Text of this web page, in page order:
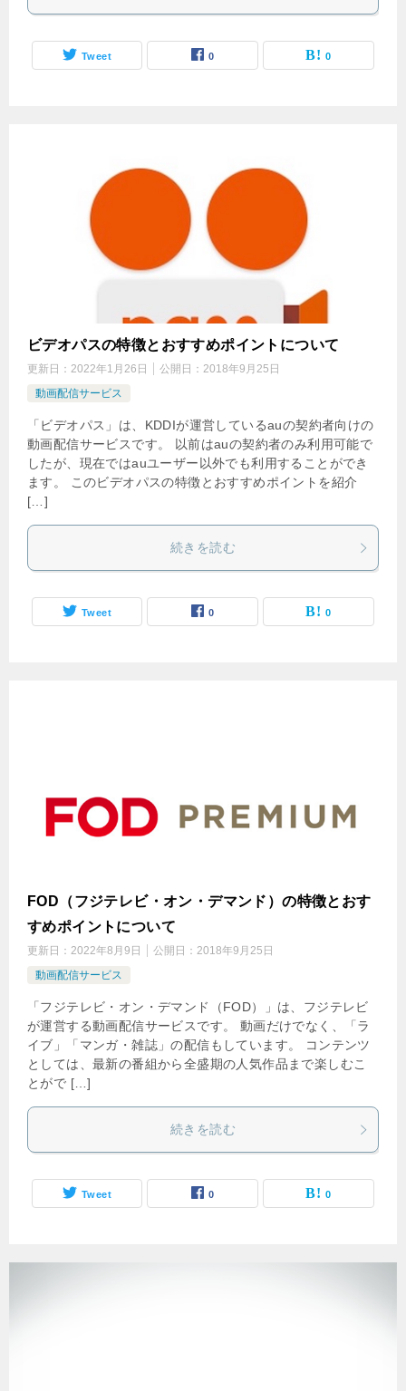
Tweet 0 0
ビデオパスの特徴とおすすめポイントについて
更新日： 2022年1月26日 公開日： 2018年9月25日
動画配信サービス
「ビデオパス」は、KDDIが運営しているauの契約者向けの
動画配信サービスです。 以前はauの契約者のみ利用可能で
したが、現在ではauユーザー以外でも利用することができ
ます。 このビデオパスの特徴とおすすめポイントを紹介
[…]
続きを読む
Tweet 0 0
FOD（フジテレビ・オン・デマンド）の特徴とおす
すめポイントについて
更新日： 2022年8月9日 公開日： 2018年9月25日
動画配信サービス
「フジテレビ・オン・デマンド（FOD）」は、フジテレビ
が運営する動画配信サービスです。 動画だけでなく、「ラ
イブ」「マンガ・雑誌」の配信もしています。 コンテンツ
としては、最新の番組から全盛期の人気作品まで楽しむこ
とがで […]
続きを読む
Tweet 0 0